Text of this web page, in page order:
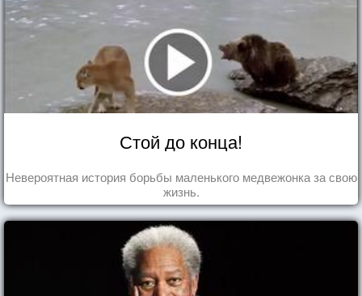
Стой до конца!
Невероятная история борьбы маленького медвежонка за свою
жизнь.